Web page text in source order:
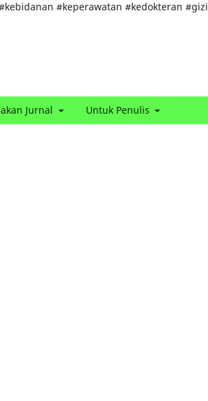
#keperawatan #kedokteran #gizi
Jurnal Untuk Penulis